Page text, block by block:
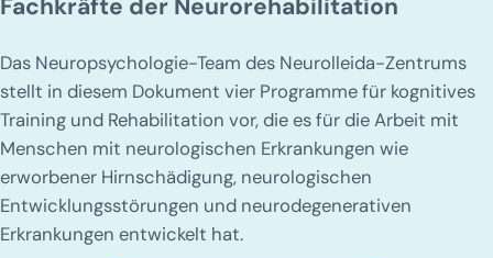
Fachkräfte der Neurorehabilitation
Das Neuropsychologie-Team des Neurolleida-Zentrums
stellt in diesem Dokument vier Programme für kognitives
Training und Rehabilitation vor, die es für die Arbeit mit
Menschen mit neurologischen Erkrankungen wie
erworbener Hirnschädigung, neurologischen
Entwicklungsstörungen und neurodegenerativen
Erkrankungen entwickelt hat.